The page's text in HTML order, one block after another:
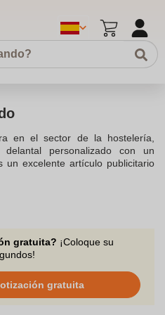
en el sector de la hostelería,
personalizado con un
un excelente artículo publicitario
promocional en un evento de
y una forma eficaz de destacar
tu mensaje. En Zaprinta nos
de objetos publicitarios,
tu notoriedad y reconocimiento
gratuita? ¡Coloque su
gratuita